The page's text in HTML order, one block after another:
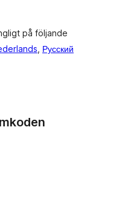
på följande
Русский